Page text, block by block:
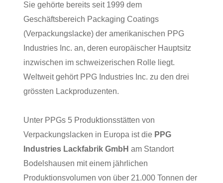
Sie gehörte bereits seit 1999 dem
Geschäftsbereich Packaging Coatings
(Verpackungslacke) der amerikanischen PPG
Industries Inc. an, deren europäischer Hauptsitz
inzwischen im schweizerischen Rolle liegt.
Weltweit gehört PPG Industries Inc. zu den drei
grössten Lackproduzenten.
Unter PPGs 5 Produktionsstätten von
Verpackungslacken in Europa ist die PPG
Industries Lackfabrik GmbH am Standort
Bodelshausen mit einem jährlichen
Produktionsvolumen von über 21.000 Tonnen der